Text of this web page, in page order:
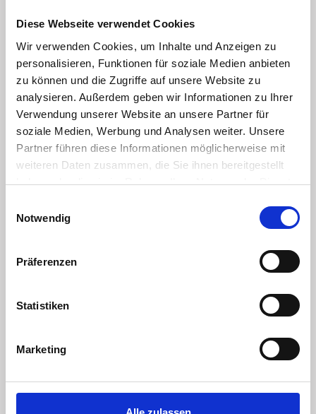
Diese Webseite verwendet Cookies
Wir verwenden Cookies, um Inhalte und Anzeigen zu
personalisieren, Funktionen für soziale Medien anbieten
zu können und die Zugriffe auf unsere Website zu
analysieren. Außerdem geben wir Informationen zu Ihrer
Verwendung unserer Website an unsere Partner für
soziale Medien, Werbung und Analysen weiter. Unsere
Partner führen diese Informationen möglicherweise mit
weiteren Daten zusammen, die Sie ihnen bereitgestellt
haben oder die sie im Rahmen Ihrer Nutzung der Dienste
Notwendig
Präferenzen
Statistiken
Marketing
RENATE BILGER
Dipl. Heilpädagogin FH
Care und Case Managerin DGCC
Erfahrungen:
Teilhabeunterstützung und Pflege von
familienunterstützenden Dienstes im
Menschen jeden Alters mit psychischer
Erkrankung, körperlicher und/ oder